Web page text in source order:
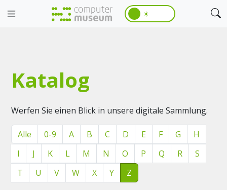
☀️
Katalog
Werfen Sie einen Blick in unsere digitale Sammlung.
Alle 0-9 A B C D E F G
H
I
J K L M N O P Q R
S
T
U V W X Y Z